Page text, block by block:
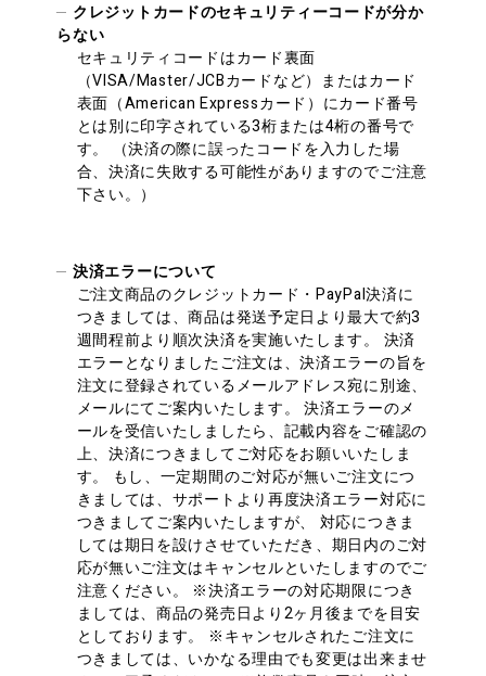
クレジットカードのセキュリティーコードが分か
らない
セキュリティコードはカード裏面
（VISA/Master/JCBカードなど）またはカード
表面（American Expressカード）にカード番号
とは別に印字されている3桁または4桁の番号で
す。 （決済の際に誤ったコードを入力した場
合、決済に失敗する可能性がありますのでご注意
下さい。）
決済エラーについて
ご注文商品のクレジットカード・PayPal決済に
つきましては、商品は発送予定日より最大で約3
週間程前より順次決済を実施いたします。 決済
エラーとなりましたご注文は、決済エラーの旨を
注文に登録されているメールアドレス宛に別途、
メールにてご案内いたします。 決済エラーのメ
ールを受信いたしましたら、記載内容をご確認の
上、決済につきましてご対応をお願いいたしま
す。 もし、一定期間のご対応が無いご注文につ
きましては、サポートより再度決済エラー対応に
つきましてご案内いたしますが、 対応につきま
しては期日を設けさせていただき、期日内のご対
応が無いご注文はキャンセルといたしますのでご
注意ください。 ※決済エラーの対応期限につき
ましては、商品の発売日より2ヶ月後までを目安
としております。 ※キャンセルされたご注文に
つきましては、いかなる理由でも変更は出来ませ